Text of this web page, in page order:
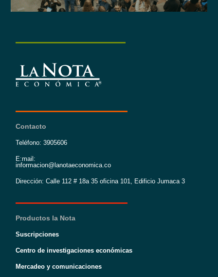
Contacto
Teléfono: 3905606
E:mail:
informacion@lanotaeconomica.co
Dirección: Calle 112 # 18a 35 oficina 101, Edificio Jumaca 3
Productos la Nota
Suscripciones
Centro de investigaciones económicas
Mercadeo y comunicaciones